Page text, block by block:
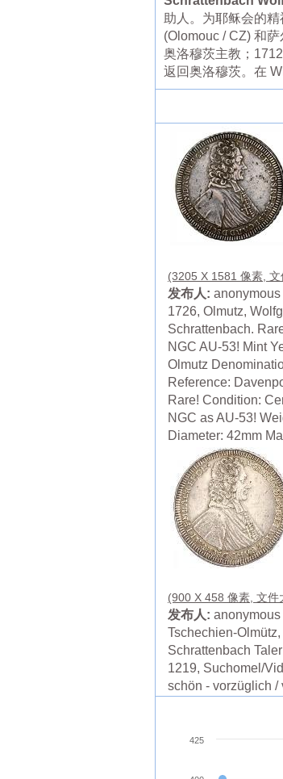
助人。为耶稣会的
(Olomouc / CZ) 和
奥洛穆茨主教；
返回奥洛穆茨。在
(3205 X 1581 像素,
发布人:
1726, Olmutz,
Schrattenbach.
NGC AU-53! Mint
Olmutz
Reference:
Rare! Condition:
NGC as AU-53!
Diameter: 42mm
(900 X 458 像素, 文件
发布人:
Tschechien-
Schrattenbach
1219, Suchomel/
schön - vorzüglich /